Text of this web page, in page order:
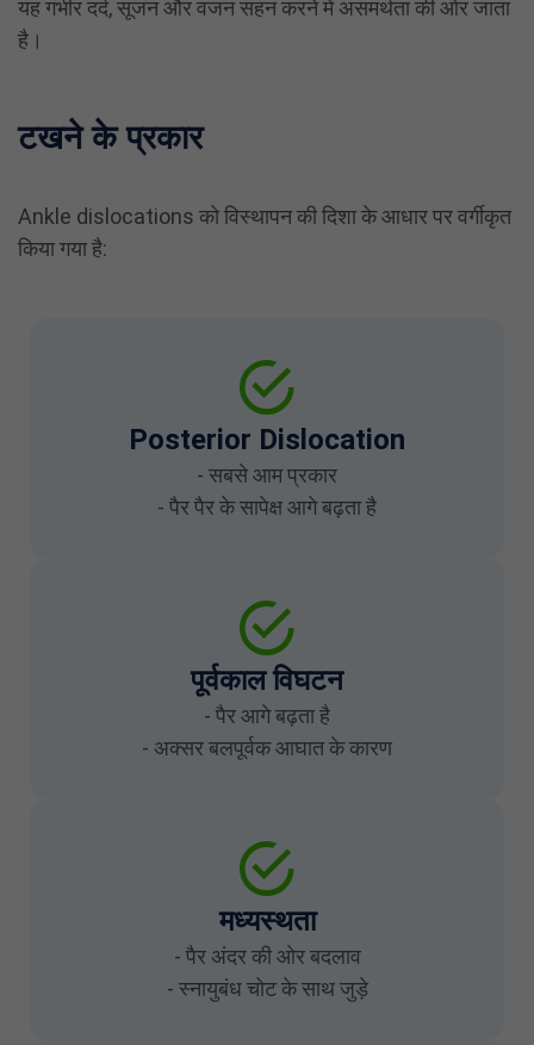
यह गंभीर दर्द, सूजन और वजन सहन करने में असमर्थता की ओर जाता
है।
टखने के प्रकार
Ankle dislocations को विस्थापन की दिशा के आधार पर वर्गीकृत
किया गया है:
Posterior Dislocation
- सबसे आम प्रकार
- पैर पैर के सापेक्ष आगे बढ़ता है
पूर्वकाल विघटन
- पैर आगे बढ़ता है
- अक्सर बलपूर्वक आघात के कारण
मध्यस्थता
- पैर अंदर की ओर बदलाव
- स्नायुबंध चोट के साथ जुड़े